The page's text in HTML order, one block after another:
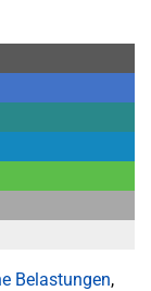
Belastungen,